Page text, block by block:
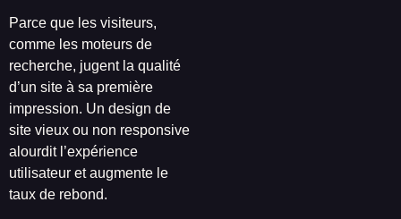
Parce que les visiteurs,
comme les moteurs de
recherche, jugent la qualité
d’un site à sa première
impression. Un design de
site vieux ou non responsive
alourdit l’expérience
utilisateur et augmente le
taux de rebond.